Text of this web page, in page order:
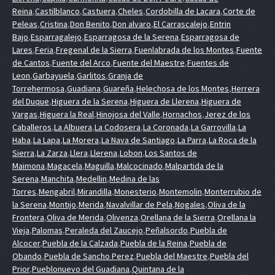
Reina,Castilblanco,Castuera,Cheles,Cordobilla de Lacara,Corte de
Peleas,Cristina,Don Benito,Don alvaro,El Carrascalejo,Entrin
Bajo,Esparragalejo,Esparragosa de la Serena,Esparragosa de
Lares,Feria,Fregenal de la Sierra,Fuenlabrada de los Montes,Fuente
de Cantos,Fuente del Arco,Fuente del Maestre,Fuentes de
Leon,Garbayuela,Garlitos,Granja de
Torrehermosa,Guadiana,Guareña,Helechosa de los Montes,Herrera
del Duque,Higuera de la Serena,Higuera de Llerena,Higuera de
Vargas,Higuera la Real,Hinojosa del Valle,Hornachos,Jerez de los
Caballeros,La Albuera,La Codosera,La Coronada,La Garrovilla,La
Haba,La Lapa,La Morera,La Nava de Santiago,La Parra,La Roca de la
Sierra,La Zarza,Llera,Llerena,Lobon,Los Santos de
Maimona,Magacela,Maguilla,Malcocinado,Malpartida de la
Serena,Manchita,Medellin,Medina de las
Torres,Mengabril,Mirandilla,Monesterio,Montemolin,Monterrubio de
la Serena,Montijo,Merida,Navalvillar de Pela,Nogales,Oliva de la
Frontera,Oliva de Merida,Olivenza,Orellana de la Sierra,Orellana la
Vieja,Palomas,Peraleda del Zaucejo,Peñalsordo,Puebla de
Alcocer,Puebla de la Calzada,Puebla de la Reina,Puebla de
Obando,Puebla de Sancho Perez,Puebla del Maestre,Puebla del
Prior,Pueblonuevo del Guadiana,Quintana de la